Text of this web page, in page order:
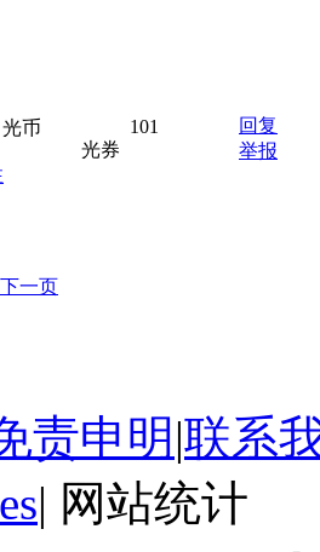
光币
101
光券
回复
举报
下一页
责申明 |联系
| 网站统计